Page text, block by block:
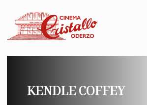
KENDLE COFFEY